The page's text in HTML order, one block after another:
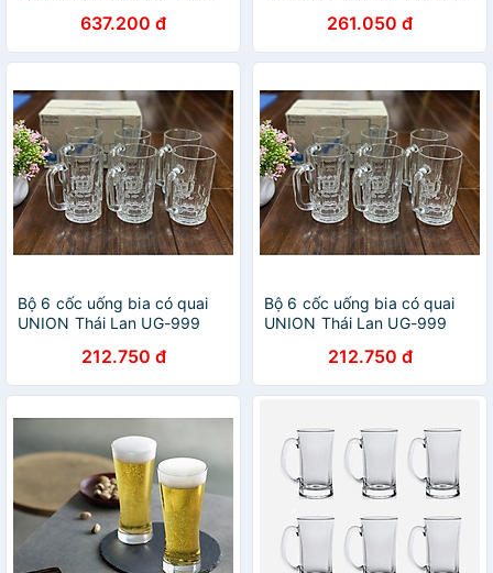
637.200 đ
Drink B07812 Dung Tích
340ml
261.050 đ
Bộ 6 cốc uống bia có quai
UNION Thái Lan UG-999
212.750 đ
Bộ 6 cốc uống bia có quai
UNION Thái Lan UG-999
212.750 đ